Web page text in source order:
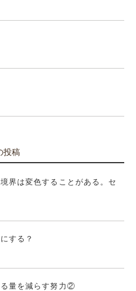
投稿
界は変色することがある。セ
する？
量を減らす努力②